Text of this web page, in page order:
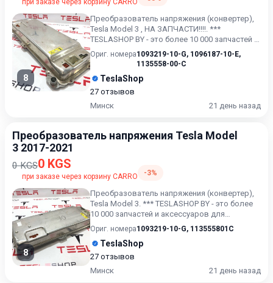
при заказе через корзину CARRO
8
Преобразователь напряжения (конвертер),
Tesla Model 3 , НА ЗАПЧАСТИ!!!!. ***
TESLASHOP BY - это более 10 000 запчастей и
аксессуаров для TES...
Ориг. номера1093219-10-G, 1096187-10-E,
1135558-00-C
TeslaShop
27 отзывов
Минск
21 день назад
Преобразователь напряжения Tesla Model
3 2017-2021
0 KGS0 KGS
при заказе через корзину CARRO -3%
8
Преобразователь напряжения (конвертер),
Tesla Model 3. *** TESLASHOP BY - это более
10 000 запчастей и аксессуаров для
TESLAModel 3, Model X...
Ориг. номера1093219-10-G, 113555801C
TeslaShop
27 отзывов
Минск
21 день назад